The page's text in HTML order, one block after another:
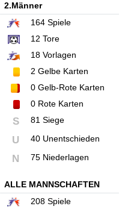
2.Männer
164Spiele
12 Tore
18Vorlagen
2 Gelbe Karten
0Gelb-Rote Karten
0Rote Karten
S 81 Siege
U 40 Unentschieden
N 75 Niederlagen
ALLE MANNSCHAFTEN
208Spiele